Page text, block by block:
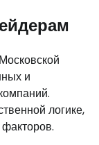
и
логике,